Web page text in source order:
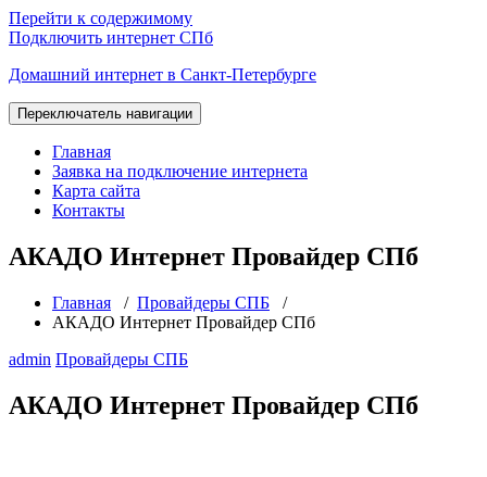
Перейти к содержимому
Подключить интернет СПб
Домашний интернет в Санкт-Петербурге
Переключатель навигации
Главная
Заявка на подключение интернета
Карта сайта
Контакты
АКАДО Интернет Провайдер СПб
Главная / Провайдеры СПБ /
АКАДО Интернет Провайдер СПб
admin Провайдеры СПБ
АКАДО Интернет Провайдер СПб